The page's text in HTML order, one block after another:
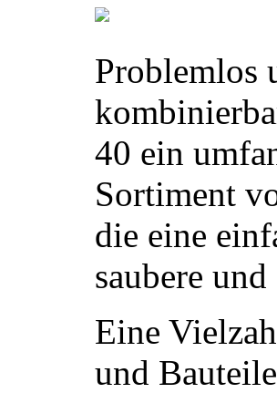
Problemlos
40 ein
Sortiment
die eine
saubere
Eine
und